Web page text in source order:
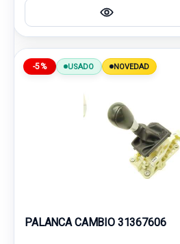
-5% USADO NOVEDAD
PALANCA CAMBIO 31367606